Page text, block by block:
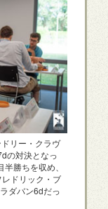
リー・クラヴ
の対決となっ
勝ちを収め、
ドリック・ブ
ダバン6dだっ